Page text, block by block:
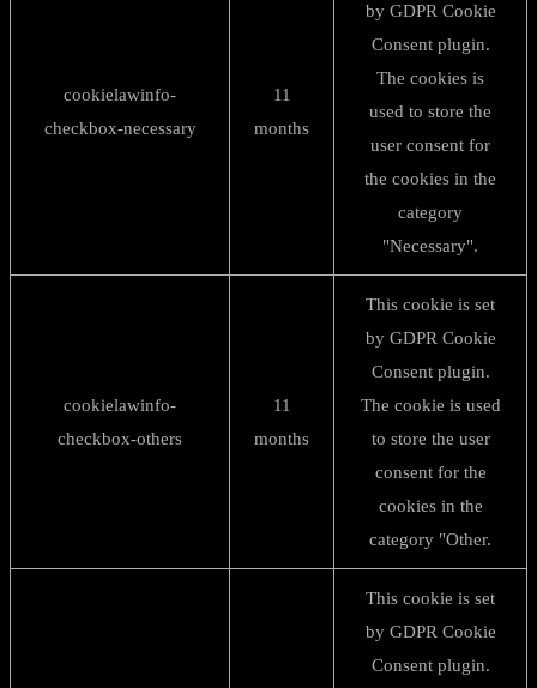
cookielawinfo-
checkbox-necessary
11
months
by GDPR Cookie
Consent plugin.
The cookies is
used to store the
user consent for
the cookies in the
category
"Necessary".
cookielawinfo-
checkbox-others
11
months
This cookie is set
by GDPR Cookie
Consent plugin.
The cookie is used
to store the user
consent for the
cookies in the
category "Other.
This cookie is set
by GDPR Cookie
Consent plugin.